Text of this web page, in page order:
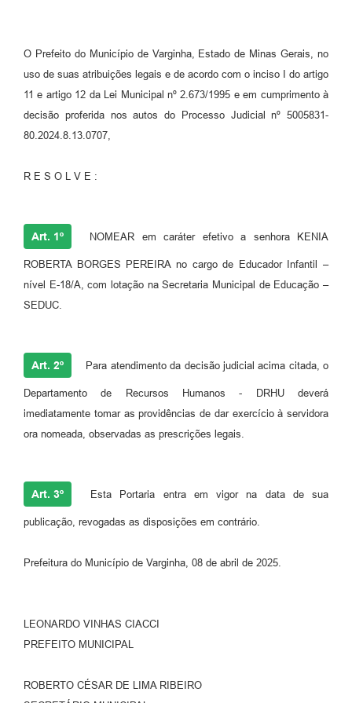
O Prefeito do Município de Varginha, Estado de Minas Gerais, no
uso de suas atribuições legais e de acordo com o inciso I do artigo
11 e artigo 12 da Lei Municipal nº 2.673/1995 e em cumprimento à
decisão proferida nos autos do Processo Judicial nº 5005831-
80.2024.8.13.0707,
R E S O L V E :
Art. 1º NOMEAR em caráter efetivo a senhora KENIA
ROBERTA BORGES PEREIRA no cargo de Educador Infantil –
nível E-18/A, com lotação na Secretaria Municipal de Educação –
SEDUC.
Art. 2º Para atendimento da decisão judicial acima citada, o
Departamento de Recursos Humanos - DRHU deverá
imediatamente tomar as providências de dar exercício à servidora
ora nomeada, observadas as prescrições legais.
Art. 3º Esta Portaria entra em vigor na data de sua
publicação, revogadas as disposições em contrário.
Prefeitura do Município de Varginha, 08 de abril de 2025.
LEONARDO VINHAS CIACCI
PREFEITO MUNICIPAL
ROBERTO CÉSAR DE LIMA RIBEIRO